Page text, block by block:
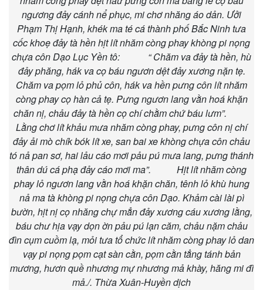
ngương đảy cánh nể phục, mi chơ nhăng áo dản. Ưởi
Phạm Thị Hạnh, khék ma té cá thành phố Bắc Ninh tưa
cốc khoẹ đảy tà hền hịt lít nhăm còng phay khòng pi nọng
chựa côn Dạo Lục Yền tô: “ Chăm va đảy tà hền, hù
đảy phăng, hák va cọ báu ngươn dệt đảy xương nặn tẹ.
Chăm va pọm lỏ phủ côn, hák va hền pưng côn lít nhăm
còng phay cọ hàn cả tẹ. Pưng ngươn lang vằn hoá khặn
chăn nị, chảu đảy tà hền cọ chí chằm chứ báu lưm”.
Lằng chơ lít khảu mưa nhăm còng phay, pưng côn nị chí
đảy ải mò chík bók lít xe, san bai xe khòng chựa côn chảu
tó nả pan sơ, hai lảu cáo mơi pảu pú mưa lang, pưng thánh
thân dú cá phạ đảy cáo mơi ma”. Hịt lít nhăm còng
phay lỏ ngươn lang vằn hoá khặn chăn, tênh lỏ khù hung
nả ma tà khòng pi nọng chựa côn Dạo. Khảm cài lài pì
bườn, hịt nị cọ nhăng chự mẳn đảy xương cáu xương lằng,
báu chư hịa vạy dọn ờn pảu pú lạn căm, chảu nặm chảu
đìn cụm cuồm lạ, mỏi tưa tổ chức lít nhăm còng phay lỏ dan
vạy pi nọng pọm cạt sàn cằn, pọm cằn tẳng tánh bản
mương, hươn quề nhương mự nhương mả khày, hăng mi đì
mả./. Thừa Xuân-Huyền dịch